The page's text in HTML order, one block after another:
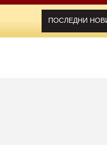
ПОСЛЕДНИ
Кардиолог алармира: